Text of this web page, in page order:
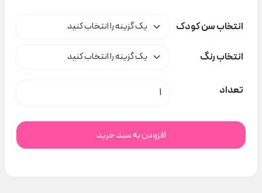
انتخاب سن کودک
انتخاب رنگ
تعداد شال و‌کلاه تدی H000424 عدد
افزودن به سبد خرید